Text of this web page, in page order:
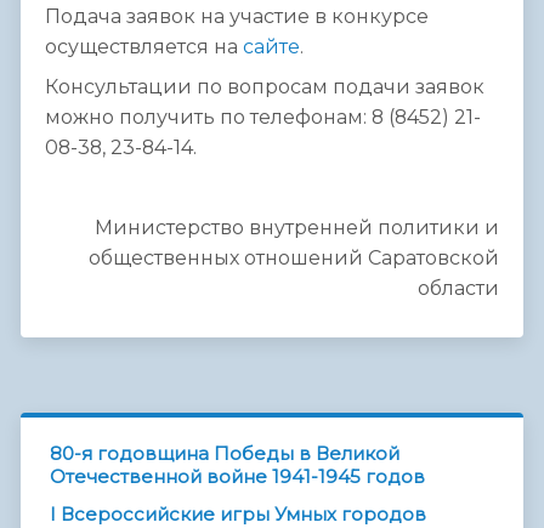
Подача заявок на участие в конкурсе
осуществляется на сайте.
Консультации по вопросам подачи заявок
можно получить по телефонам: 8 (8452) 21-
08-38, 23-84-14.
Министерство внутренней политики и
общественных отношений Саратовской
области
80-я годовщина Победы в Великой
Отечественной войне 1941-1945 годов
I Всероссийские игры Умных городов